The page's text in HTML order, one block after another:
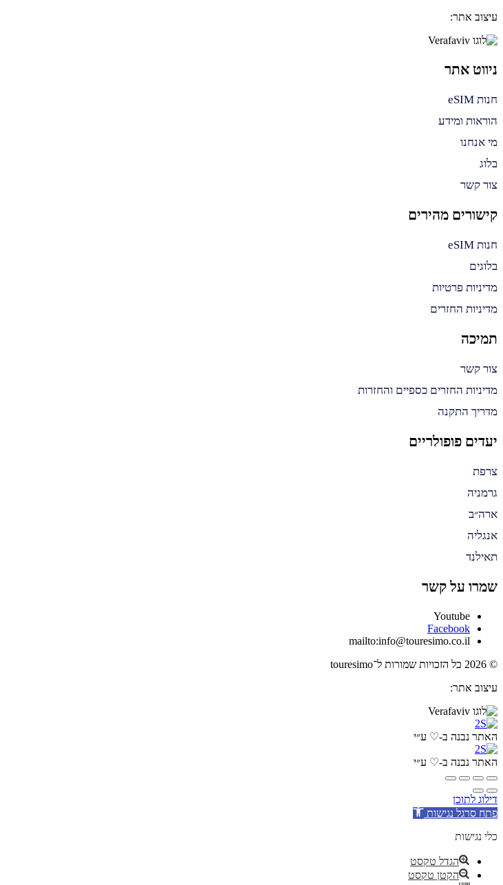
עיצוב אתר:
ניווט אתר
חנות eSIM
הוראות ומידע
מי אנחנו
בלוג
צור קשר
קישורים מהירים
חנות eSIM
בלוגים
מדיניות פרטיות
מדיניות החזרים
תמיכה
צור קשר
מדיניות החזרים כספיים והחזרות
מדריך התקנה
יעדים פופולריים
צרפת
גרמניה
ארה״ב
אנגליה
תאילנד
שמרו על קשר
Youtube
Facebook
mailto:info@touresimo.co.il
© 2026 כל הזכויות שמורות ל־touresimo
עיצוב אתר:
האתר נבנה ב-♡ ע״י
האתר נבנה ב-♡ ע״י
דילוג לתוכן
פתח סרגל נגישות
כלי נגישות
הגדל טקסט
הקטן טקסט